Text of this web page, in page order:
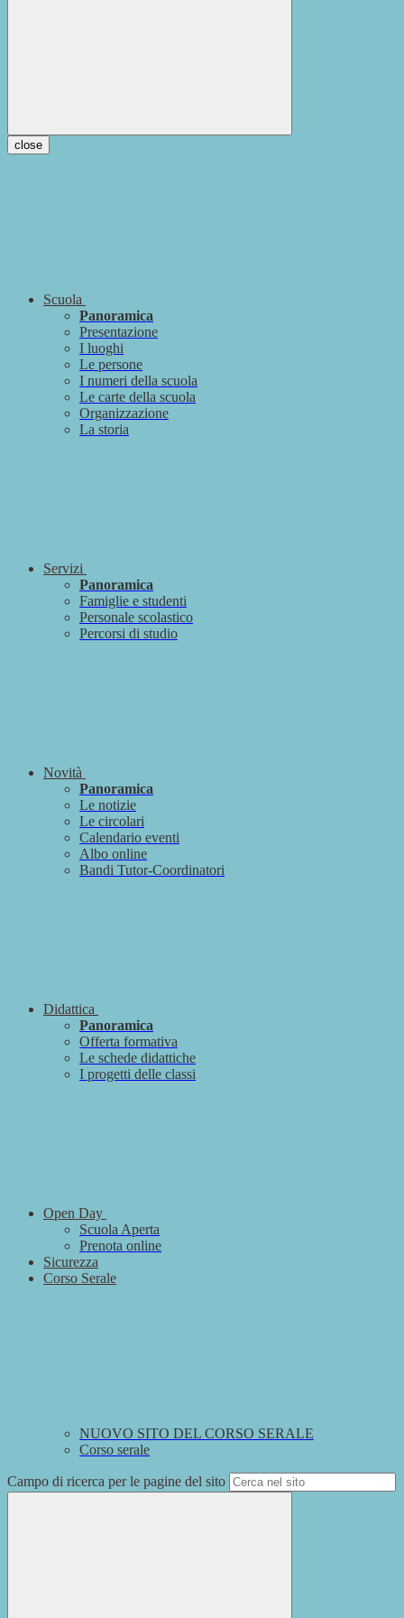
close
Scuola
Panoramica
Presentazione
I luoghi
Le persone
I numeri della scuola
Le carte della scuola
Organizzazione
La storia
Servizi
Panoramica
Famiglie e studenti
Personale scolastico
Percorsi di studio
Novità
Panoramica
Le notizie
Le circolari
Calendario eventi
Albo online
Bandi Tutor-Coordinatori
Didattica
Panoramica
Offerta formativa
Le schede didattiche
I progetti delle classi
Open Day
Scuola Aperta
Prenota online
Sicurezza
Corso Serale
NUOVO SITO DEL CORSO SERALE
Corso serale
Campo di ricerca per le pagine del sito